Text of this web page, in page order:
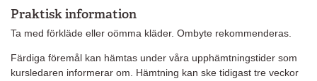
Praktisk information
Ta med förkläde eller oömma kläder. Ombyte rekommenderas.
Färdiga föremål kan hämtas under våra upphämtningstider som
kursledaren informerar om. Hämtning kan ske tidigast tre veckor